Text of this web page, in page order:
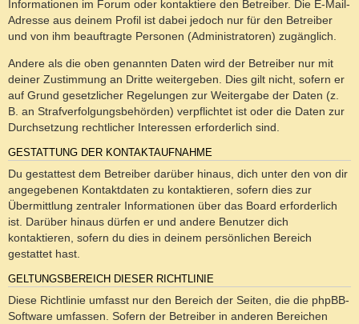
Informationen im Forum oder kontaktiere den Betreiber. Die E-Mail-
Adresse aus deinem Profil ist dabei jedoch nur für den Betreiber
und von ihm beauftragte Personen (Administratoren) zugänglich.
Andere als die oben genannten Daten wird der Betreiber nur mit
deiner Zustimmung an Dritte weitergeben. Dies gilt nicht, sofern er
auf Grund gesetzlicher Regelungen zur Weitergabe der Daten (z.
B. an Strafverfolgungsbehörden) verpflichtet ist oder die Daten zur
Durchsetzung rechtlicher Interessen erforderlich sind.
GESTATTUNG DER KONTAKTAUFNAHME
Du gestattest dem Betreiber darüber hinaus, dich unter den von dir
angegebenen Kontaktdaten zu kontaktieren, sofern dies zur
Übermittlung zentraler Informationen über das Board erforderlich
ist. Darüber hinaus dürfen er und andere Benutzer dich
kontaktieren, sofern du dies in deinem persönlichen Bereich
gestattet hast.
GELTUNGSBEREICH DIESER RICHTLINIE
Diese Richtlinie umfasst nur den Bereich der Seiten, die die phpBB-
Software umfassen. Sofern der Betreiber in anderen Bereichen